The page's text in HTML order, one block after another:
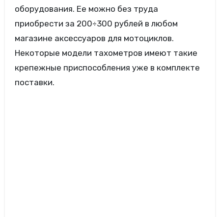
оборудования. Ее можно без труда
приобрести за 200÷300 рублей в любом
магазине аксессуаров для мотоциклов.
Некоторые модели тахометров имеют такие
крепежные приспособления уже в комплекте
поставки.